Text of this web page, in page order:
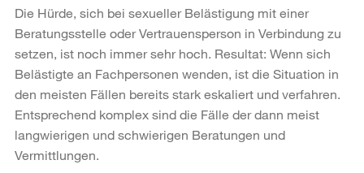
Die Hürde, sich bei sexueller Belästigung mit einer
Beratungsstelle oder Vertrauensperson in Verbindung zu
setzen, ist noch immer sehr hoch. Resultat: Wenn sich
Belästigte an Fachpersonen wenden, ist die Situation in
den meisten Fällen bereits stark eskaliert und verfahren.
Entsprechend komplex sind die Fälle der dann meist
langwierigen und schwierigen Beratungen und
Vermittlungen.